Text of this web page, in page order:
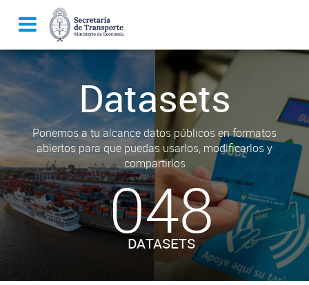
Datasets
Ponemos a tu alcance datos públicos en formatos
abiertos para que puedas usarlos, modificarlos y
compartirlos
048
DATASETS